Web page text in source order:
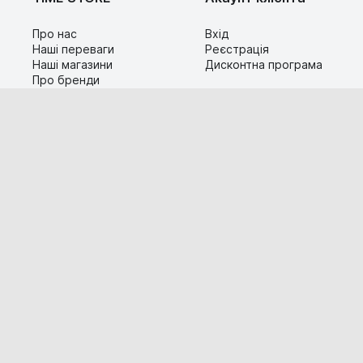
Про нас
Наші переваги
Наші магазини
Про бренди
Вхід
Реєстрація
Дисконтна програма